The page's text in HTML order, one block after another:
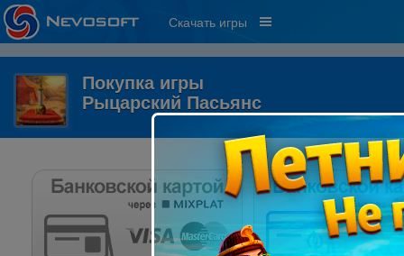
Скачать игры
Покупка игры
Рыцарский Пасьянс